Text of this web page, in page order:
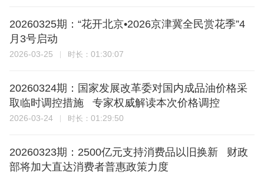
20260325期：“花开北京•2026京津冀全民赏花季”4
月3号启动
2026-03-25 时长： 01:30:07
20260324期：国家发展改革委对国内成品油价格采
取临时调控措施 专家权威解读本次价格调控
2026-03-24 时长： 01:29:50
20260323期：2500亿元支持消费品以旧换新 财政
部将加大直达消费者普惠政策力度